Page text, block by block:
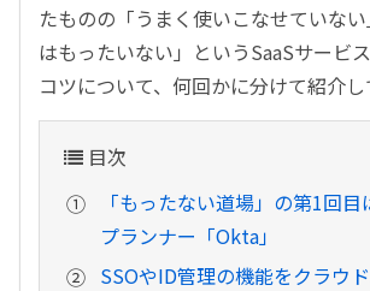
たものの「うまく使いこなせていな
はもったいない」というSaaSサービ
コツについて、何回かに分けて紹介し
目次
「もったない道場」の第1回目
プランナー「Okta」
SSOやID管理の機能をクラウ